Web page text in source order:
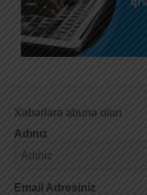
Xəbərlərə abunə olun
Adınız
Email Adresiniz